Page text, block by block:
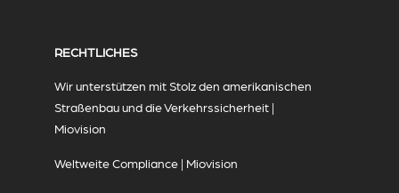
RECHTLICHES
Wir unterstützen mit Stolz den amerikanischen
Straßenbau und die Verkehrssicherheit |
Miovision
Weltweite Compliance | Miovision